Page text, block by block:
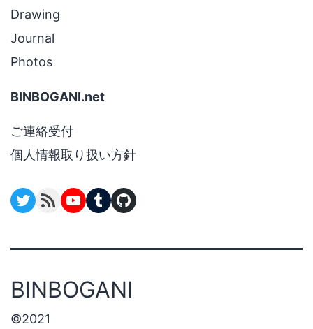
ン
Drawing
Journal
Photos
BINBOGANI.net
ご連絡受付
個人情報取り扱い方針
RSS FeedYouTube
TumblrGitHub
BINBOGANI
©2021